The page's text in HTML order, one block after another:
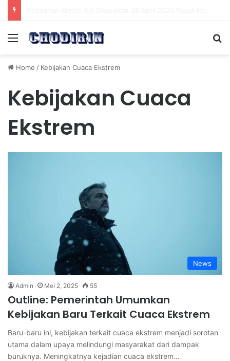
Menu
Home / Kebijakan Cuaca Ekstrem
Kebijakan Cuaca
Ekstrem
News
Admin Mei 2, 2025 55
Outline: Pemerintah Umumkan
Kebijakan Baru Terkait Cuaca Ekstrem
Baru-baru ini, kebijakan terkait cuaca ekstrem menjadi sorotan
utama dalam upaya melindungi masyarakat dari dampak
buruknya. Meningkatnya kejadian cuaca ekstrem…